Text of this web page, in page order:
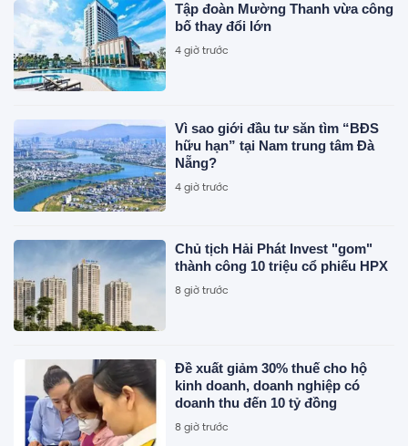
Tập đoàn Mường Thanh vừa công
bố thay đổi lớn
4 giờ trước
Vì sao giới đầu tư săn tìm “BĐS
hữu hạn” tại Nam trung tâm Đà
Nẵng?
4 giờ trước
Chủ tịch Hải Phát Invest "gom"
thành công 10 triệu cổ phiếu HPX
8 giờ trước
Đề xuất giảm 30% thuế cho hộ
kinh doanh, doanh nghiệp có
doanh thu đến 10 tỷ đồng
8 giờ trước